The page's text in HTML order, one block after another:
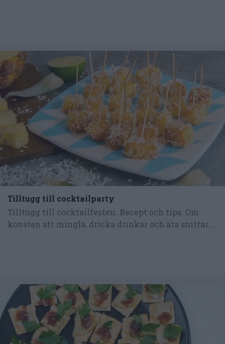
Tilltugg till cocktailparty
Tilltugg till cocktailfesten. Recept och tips. Om
konsten att mingla, dricka drinkar och äta snittar...